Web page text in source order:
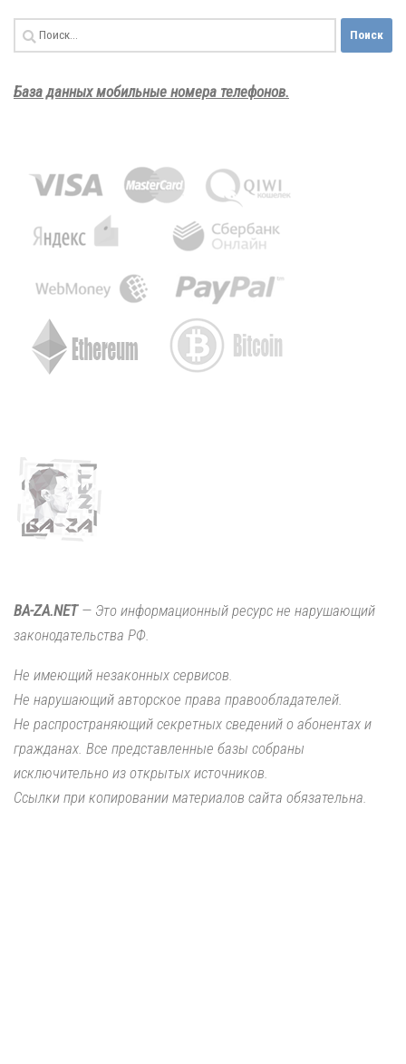
Найти:
База данных мобильные номера телефонов.
BA-ZA.NET— Это информационный ресурс не нарушающий
законодательства РФ.
Не имеющий незаконных сервисов.
Не нарушающий авторское права правообладателей.
Не распространяющий секретных сведений о абонентах и
гражданах. Все представленные базы собраны
исключительно из открытых источников.
Ссылки при копировании материалов сайта обязательна.